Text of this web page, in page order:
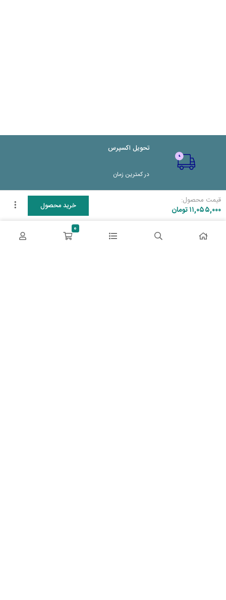
قیمت محصول:
تومان۱۱,۰۵۵,۰۰۰ خرید محصول
تحویل اکسپرس
در کمترین زمان
0